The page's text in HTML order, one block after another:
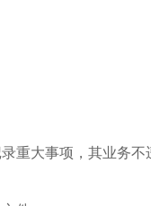
重大事项，其业务